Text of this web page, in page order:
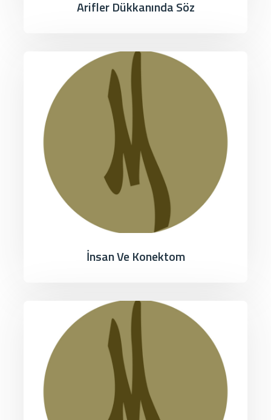
Arifler Dükkanında Söz
İnsan Ve Konektom